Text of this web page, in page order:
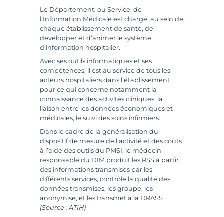
Le Département, ou Service, de
l’Information Médicale est chargé, au sein de
chaque établissement de santé, de
développer et d’animer le système
d’information hospitalier.
Avec ses outils informatiques et ses
compétences, il est au service de tous les
acteurs hospitaliers dans l’établissement
pour ce qui concerne notamment la
connaissance des activités cliniques, la
liaison entre les données économiques et
médicales, le suivi des soins infirmiers.
Dans le cadre de la généralisation du
dispositif de mesure de l’activité et des coûts
à l’aide des outils du PMSI, le médecin
responsable du DIM produit les RSS à partir
des informations transmises par les
différents services, contrôle la qualité des
données transmises, les groupe, les
anonymise, et les transmet à la DRASS
(Source : ATIH)